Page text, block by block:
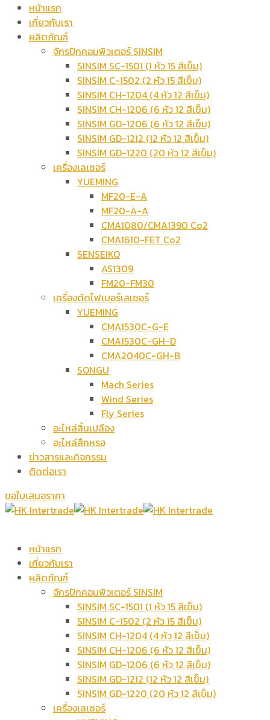
หน้าแรก
เกี่ยวกับเรา
ผลิตภัณฑ์
จักรปักคอมพิวเตอร์ SINSIM
SINSIM SC-1501 (1 หัว 15 สีเข็ม)
SINSIM C-1502 (2 หัว 15 สีเข็ม)
SINSIM CH-1204 (4 หัว 12 สีเข็ม)
SINSIM CH-1206 (6 หัว 12 สีเข็ม)
SINSIM GD-1206 (6 หัว 12 สีเข็ม)
SINSIM GD-1212 (12 หัว 12 สีเข็ม)
SINSIM GD-1220 (20 หัว 12 สีเข็ม)
เครื่องเลเซอร์
YUEMING
MF20-E-A
MF20-A-A
CMA1080/CMA1390 Co2
CMA1610-FET Co2
SENSEIKO
AS1309
FM20-FM30
เครื่องตัดไฟเบอร์เลเซอร์
YUEMING
CMA1530C-G-E
CMA1530C-GH-D
CMA2040C-GH-B
SONGU
Mach Series
Wind Series
Fly Series
อะไหล่สิ้นเปลือง
อะไหล่สึกหรอ
ข่าวสารและกิจกรรม
ติดต่อเรา
ขอใบเสนอราคา
หน้าแรก
เกี่ยวกับเรา
ผลิตภัณฑ์
จักรปักคอมพิวเตอร์ SINSIM
SINSIM SC-1501 (1 หัว 15 สีเข็ม)
SINSIM C-1502 (2 หัว 15 สีเข็ม)
SINSIM CH-1204 (4 หัว 12 สีเข็ม)
SINSIM CH-1206 (6 หัว 12 สีเข็ม)
SINSIM GD-1206 (6 หัว 12 สีเข็ม)
SINSIM GD-1212 (12 หัว 12 สีเข็ม)
SINSIM GD-1220 (20 หัว 12 สีเข็ม)
เครื่องเลเซอร์